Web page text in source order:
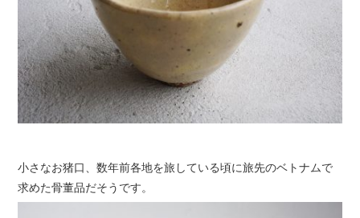
小さなお猪口、数年前各地を旅している頃に旅先のベトナムで
求めた骨董品だそうです。